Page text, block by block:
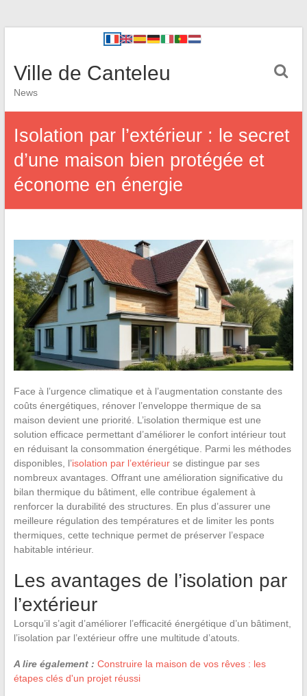
Ville de Canteleu
News
Isolation par l’extérieur : le secret
d’une maison bien protégée et
économe en énergie
Face à l’urgence climatique et à l’augmentation constante des
coûts énergétiques, rénover l’enveloppe thermique de sa
maison devient une priorité. L’isolation thermique est une
solution efficace permettant d’améliorer le confort intérieur tout
en réduisant la consommation énergétique. Parmi les méthodes
disponibles, l’isolation par l’extérieurse distingue par ses
nombreux avantages. Offrant une amélioration significative du
bilan thermique du bâtiment, elle contribue également à
renforcer la durabilité des structures. En plus d’assurer une
meilleure régulation des températures et de limiter les ponts
thermiques, cette technique permet de préserver l’espace
habitable intérieur.
Les avantages de l’isolation par
l’extérieur
Lorsqu’il s’agit d’améliorer l’efficacité énergétique d’un bâtiment,
l’isolation par l’extérieur offre une multitude d’atouts.
A lire également : Construire la maison de vos rêves : les
étapes clés d'un projet réussi